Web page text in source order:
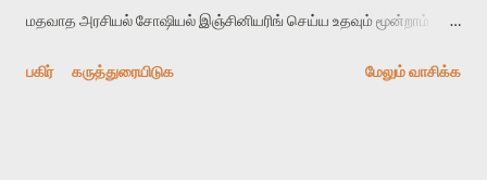
மதவாத அரசியல் சோஷியல் இஞ்சினியரிங் செய்ய உதவும் மூன்றாம்
சுயசாதிப் பெருமையும் சாதி எதிர்ப்பும் ஒரு நாணயத்தின் இரு
பகிர் கருத்துரையிடுக மேலும் வாசிக்க